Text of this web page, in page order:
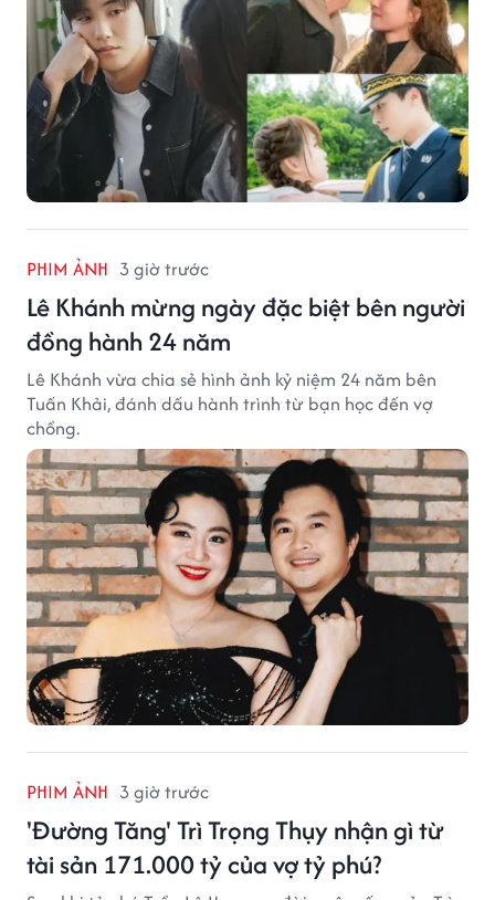
PHIM ẢNH 3 giờ trước
Lê Khánh mừng ngày đặc biệt bên người
đồng hành 24 năm
Lê Khánh vừa chia sẻ hình ảnh kỷ niệm 24 năm bên
Tuấn Khải, đánh dấu hành trình từ bạn học đến vợ
chồng.
PHIM ẢNH 3 giờ trước
'Đường Tăng' Trì Trọng Thụy nhận gì từ
tài sản 171.000 tỷ của vợ tỷ phú?